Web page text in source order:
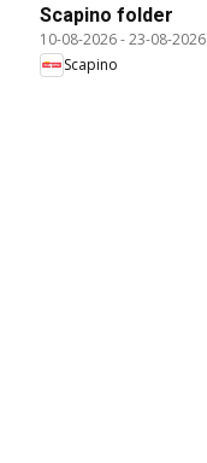
Scapino folder
10-08-2026-23-08-2026
Scapino